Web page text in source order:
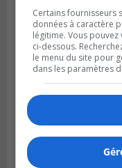
SAINT-CATHERINE
Publié le 30 juillet 2026
Sainte-
financière au
Certains fournisseurs
données à caractère
légitime. Vous
ci-dessous.
le menu du site pour
dans les paramètres